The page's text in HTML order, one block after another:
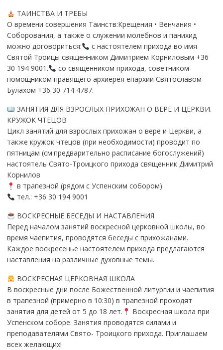
ТАИНСТВА И ТРЕБЫ
О времени совершения Таинств:Крещения • Венчания •
Соборования, а также о служении молебнов и панихид
можно договориться:
с настоятелем прихода во имя
Святой Троицы священником Димитрием Корниловым +36
30 194 9001.
со священником прихода, советником-
помощником правящего архиерея епархии Святославом
Булахом +36 30 714 4787.
ЗАНЯТИЯ ДЛЯ ВЗРОСЛЫХ ПРИХОЖАН О ВЕРЕ И ЦЕРКВИ.
КРУЖОК ЧТЕЦОВ
Цикл занятий для взрослых прихожан о вере и Церкви, а
также кружок чтецов (при необходимости) проводит по
пятницам (см.предварительно расписание богослужений)
настоятель Свято-Троицкого прихода священник Димитрий
Корнилов
в трапезной (рядом с Успенским собором)
тел.: +36 30 194 9001
ВОСКРЕСНЫЕ БЕСЕДЫ И НАСТАВЛЕНИЯ
Перед началом занятий воскресной церковной школы, во
время чаепития, проводятся беседы с прихожанами.
Каждое воскресенье настоятелем прихода предлагаются
наставления на различные духовные темы.
ВОСКРЕСНАЯ ЦЕРКОВНАЯ ШКОЛА
В воскресные дни после Божественной литургии и чаепития
в трапезной (примерно в 10:30) в трапезной проходят
занятия для детей от 5 до 18 лет.
Воскресная школа при
Успенском соборе. Занятия проводятся силами и
преподавателями Свято- Троицкого прихода. Приглашаем
всех желающих!